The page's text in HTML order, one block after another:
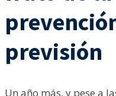
previsión
Un año más, y pese a